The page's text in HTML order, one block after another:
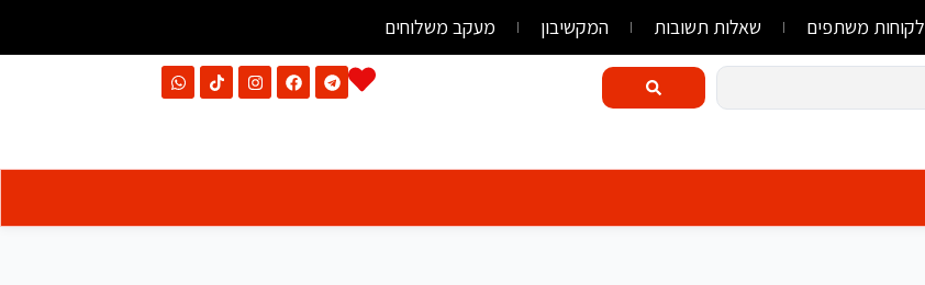
לקוחות משתפים שאלות תשובות המקשיבון מעקב משלוחים